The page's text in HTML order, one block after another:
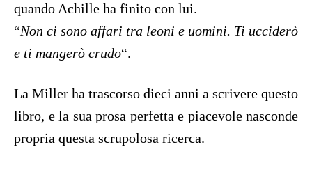
quando Achille ha finito con lui.
“Non ci sono affari tra leoni e uomini. Ti ucciderò
e ti mangerò crudo“.
La Miller ha trascorso dieci anni a scrivere questo
libro, e la sua prosa perfetta e piacevole nasconde
propria questa scrupolosa ricerca.